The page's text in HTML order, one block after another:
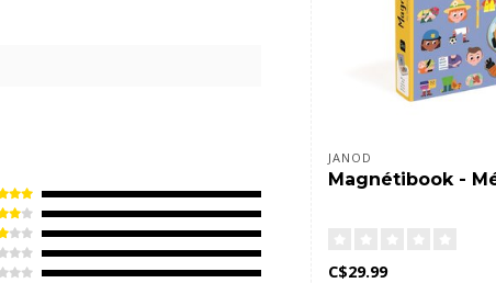
JANOD
Magnétibook -
C$29.99